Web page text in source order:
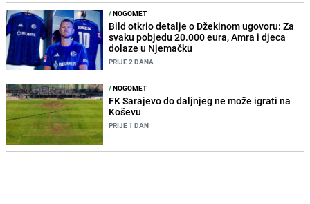
/NOGOMET
Bild otkrio detalje o Džekinom ugovoru: Za
svaku pobjedu 20.000 eura, Amra i djeca
dolaze u Njemačku
PRIJE 2 DANA
/NOGOMET
FK Sarajevo do daljnjeg ne može igrati na
Koševu
PRIJE 1 DAN